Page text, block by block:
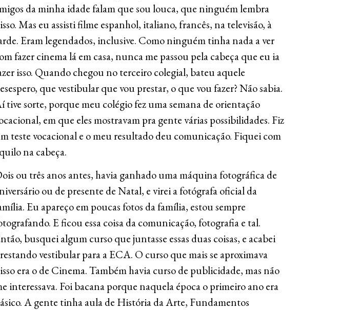
da minha idade falam que sou louca, que ninguém lembra
Mas eu assisti filme espanhol, italiano, francês, na televisão, à
Eram legendados, inclusive. Como ninguém tinha nada a ver
fazer cinema lá em casa, nunca me passou pela cabeça que eu ia
isso. Quando chegou no terceiro colegial, bateu aquele
que vestibular que vou prestar, o que vou fazer? Não sabia.
tive sorte, porque meu colégio fez uma semana de orientação
em que eles mostravam pra gente várias possibilidades. Fiz
teste vocacional e o meu resultado deu comunicação. Fiquei com
na cabeça.
ou três anos antes, havia ganhado uma máquina fotográfica de
ou de presente de Natal, e virei a fotógrafa oficial da
Eu apareço em poucas fotos da família, estou sempre
E ficou essa coisa da comunicação, fotografia e tal.
busquei algum curso que juntasse essas duas coisas, e acabei
vestibular para a ECA. O curso que mais se aproximava
era o de Cinema. Também havia curso de publicidade, mas não
interessava. Foi bacana porque naquela época o primeiro ano era
A gente tinha aula de História da Arte, Fundamentos